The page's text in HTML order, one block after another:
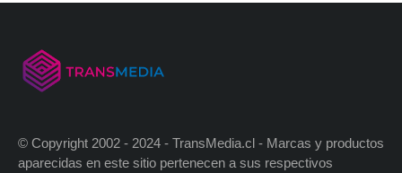
© Copyright 2002 - 2024 - TransMedia.cl - Marcas y productos
aparecidas en este sitio pertenecen a sus respectivos